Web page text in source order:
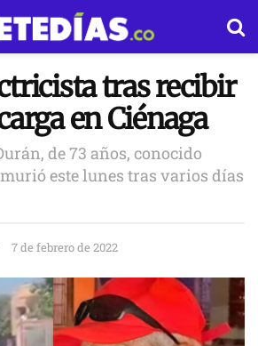
tras recibir
en Ciénaga
de 73 años, conocido
murió este lunes tras varios días
7 de febrero de 2022